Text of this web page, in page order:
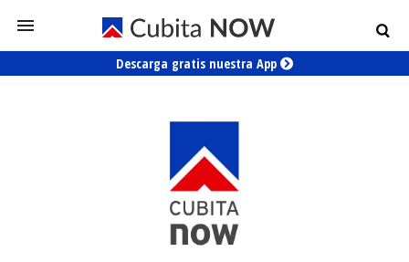
Descarga gratis nuestra App